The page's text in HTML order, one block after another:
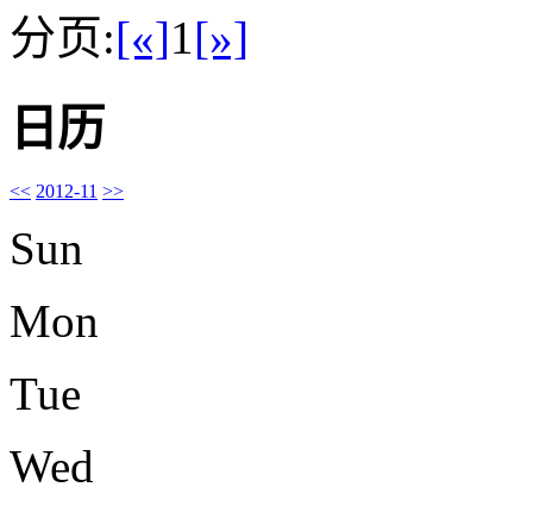
分页:[«]1[»]
日历
<< 2012-11 >>
Sun
Mon
Tue
Wed